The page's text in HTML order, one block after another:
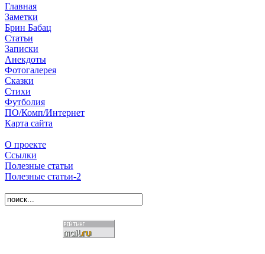
Главная
Заметки
Брин Бабац
Статьи
Записки
Анекдоты
Фотогалерея
Сказки
Стихи
Футболия
ПО/Комп/Интернет
Карта сайта
О проекте
Ссылки
Полезные статьи
Полезные статьи-2